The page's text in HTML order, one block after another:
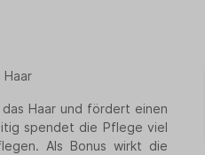
Haar und fördert einen
spendet die Pflege viel
Als Bonus wirkt die